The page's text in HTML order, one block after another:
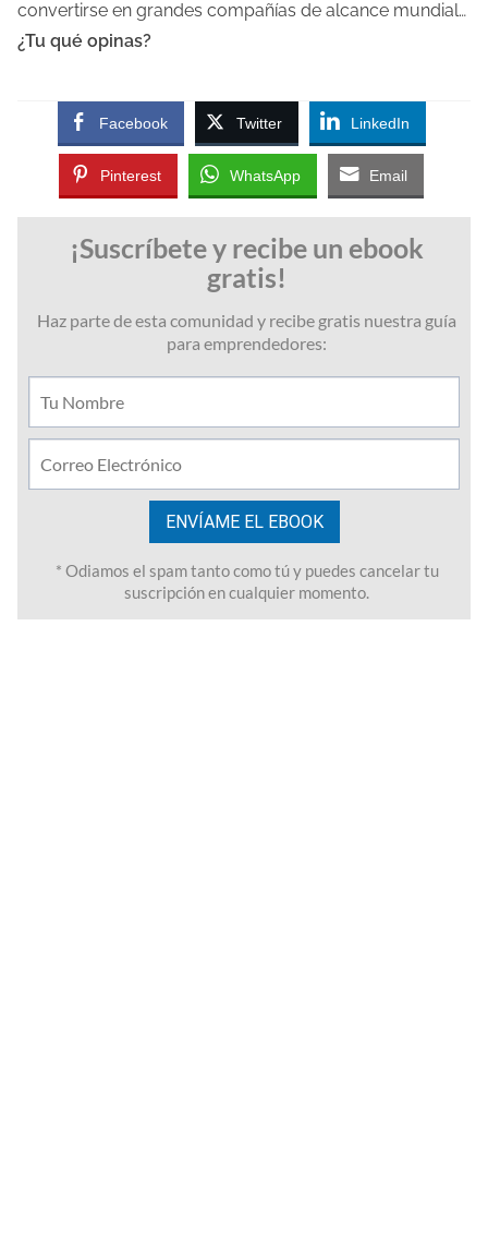
convertirse en grandes compañías de alcance mundial…
¿Tu qué opinas?
Facebook Twitter LinkedIn
Pinterest WhatsApp Email